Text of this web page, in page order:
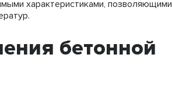
характеристиками, позволяющими
бетонной